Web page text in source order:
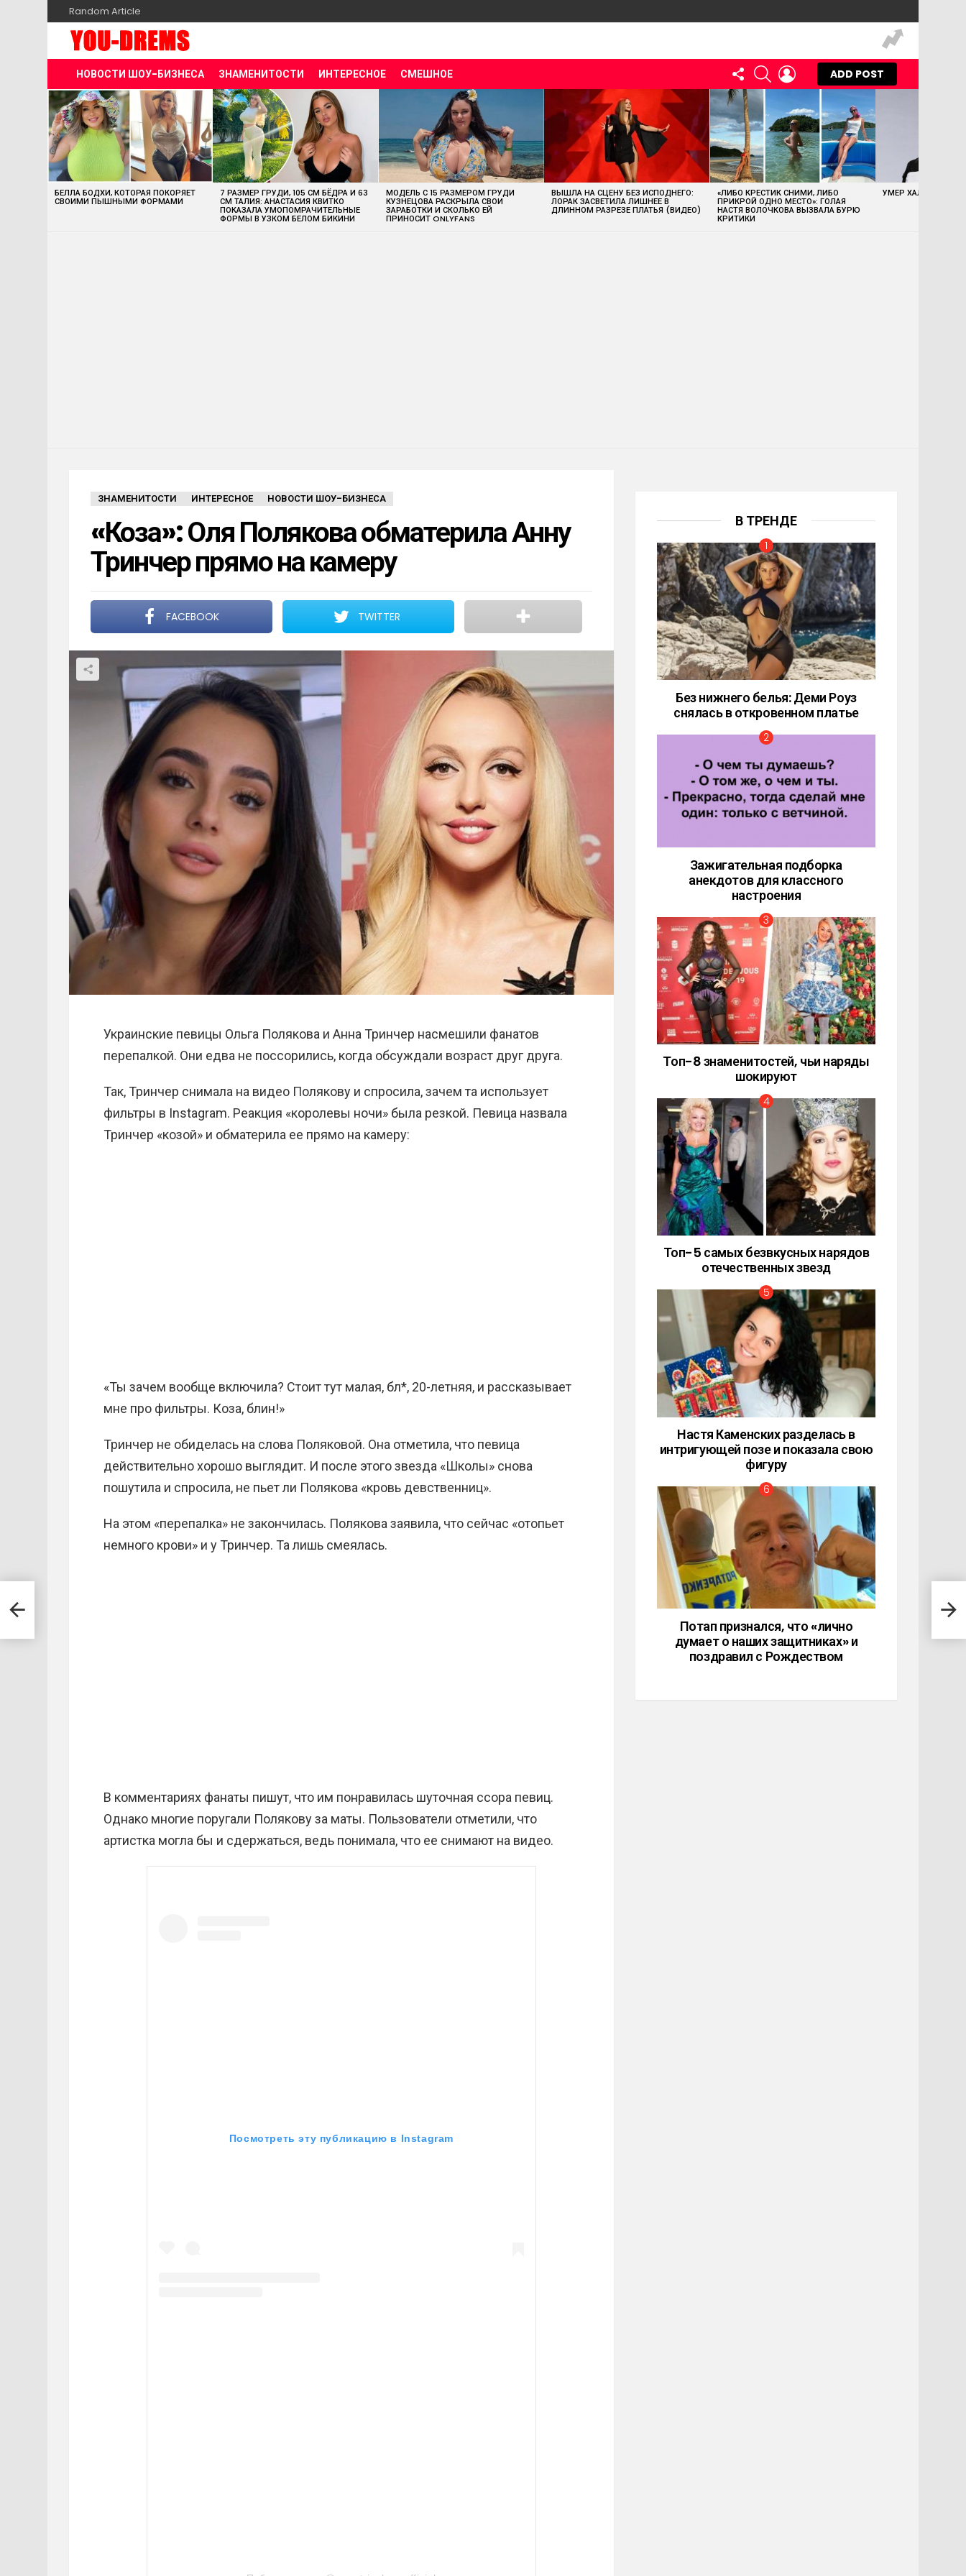
Random Article
НОВОСТИ ШОУ-БИЗНЕСА ЗНАМЕНИТОСТИ ИНТЕРЕСНОЕ СМЕШНОЕ
FOLLOW
US
SEARCHLOGIN
ADD POST
MOST
VIEWED
STORIES
БЕЛЛА БОДХИ, КОТОРАЯ ПОКОРЯЕТ
СВОИМИ ПЫШНЫМИ ФОРМАМИ
7 РАЗМЕР ГРУДИ, 105 СМ БЁДРА И 63
СМ ТАЛИЯ: АНАСТАСИЯ КВИТКО
ПОКАЗАЛА УМОПОМРАЧИТЕЛЬНЫЕ
ФОРМЫ В УЗКОМ БЕЛОМ БИКИНИ
МОДЕЛЬ С 15 РАЗМЕРОМ ГРУДИ
КУЗНЕЦОВА РАСКРЫЛА СВОИ
ЗАРАБОТКИ И СКОЛЬКО ЕЙ
ПРИНОСИТ ONLYFANS
ВЫШЛА НА СЦЕНУ БЕЗ ИСПОДНЕГО:
ЛОРАК ЗАСВЕТИЛА ЛИШНЕЕ В
ДЛИННОМ РАЗРЕЗЕ ПЛАТЬЯ (ВИДЕО)
«ЛИБО КРЕСТИК СНИМИ, ЛИБО
ПРИКРОЙ ОДНО МЕСТО»: ГОЛАЯ
НАСТЯ ВОЛОЧКОВА ВЫЗВАЛА БУРЮ
КРИТИКИ
УМЕР ХАЛК ХОГАН
ЗНАМЕНИТОСТИ ИНТЕРЕСНОЕ НОВОСТИ ШОУ-БИЗНЕСА
«Коза»: Оля Полякова обматерила Анну
Тринчер прямо на камеру
FACEBOOK TWITTER
Украинские певицы Ольга Полякова и Анна Тринчер насмешили фанатов
перепалкой. Они едва не поссорились, когда обсуждали возраст друг друга.
Так, Тринчер снимала на видео Полякову и спросила, зачем та использует
фильтры в Instagram. Реакция «королевы ночи» была резкой. Певица назвала
Тринчер «козой» и обматерила ее прямо на камеру:
«Ты зачем вообще включила? Стоит тут малая, бл*, 20-летняя, и рассказывает
мне про фильтры. Коза, блин!»
Тринчер не обиделась на слова Поляковой. Она отметила, что певица
действительно хорошо выглядит. И после этого звезда «Школы» снова
пошутила и спросила, не пьет ли Полякова «кровь девственниц».
На этом «перепалка» не закончилась. Полякова заявила, что сейчас «отопьет
немного крови» и у Тринчер. Та лишь смеялась.
В комментариях фанаты пишут, что им понравилась шуточная ссора певиц.
Однако многие поругали Полякову за маты. Пользователи отметили, что
артистка могла бы и сдержаться, ведь понимала, что ее снимают на видео.
Посмотреть эту публикацию в Instagram
В ТРЕНДЕ
Без нижнего белья: Деми Роуз
снялась в откровенном платье
Зажигательная подборка
анекдотов для классного
настроения
Топ-8 знаменитостей, чьи наряды
шокируют
Топ-5 самых безвкусных нарядов
отечественных звезд
Настя Каменских разделась в
интригующей позе и показала свою
фигуру
Потап признался, что «лично
думает о наших защитниках» и
поздравил с Рождеством